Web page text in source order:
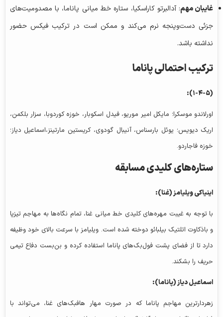
غایبان مهم: آدالبرتو کاراسکیا، ستاره خط میانی پاناما، با مصدومیت‌های
جزئی دست‌وپنجه نرم می‌کند و ممکن است در ترکیب فیکس حضور
نداشته باشد.
ترکیب احتمالی پاناما
(۱-۴-۵):
اورلاندو موسکرا؛ مایکل امیر موریو، فیدل اسکوبار، خوزه کوردوبا، سزار بلکمن،
اریک دیویس؛ یوئل بارسناس، آنیبال گودوی، کریستین مارتینز،اسماعیل دیاز؛
خوزه فاجاردو.
ستاره‌های کلیدی مسابقه
اینیاکی ویلیامز (غنا):
با توجه به غیبت مهره‌های کلیدی خط میانی غنا، تمام نگاه‌ها به مهاجم تیزپا
و باذکاوت اتلتیک بیلبائو دوخته شده است. ویلیامز با سرعت بالای خود وظیفه
دارد تا از فضای پشت فول‌بک‌های پاناما استفاده کرده و بن‌بست دفاع تیمی
حریف را بشکند.
اسماعیل دیاز (پاناما):
زهردارترین مهاجم پاناما که در صورت مهار هافبک‌های غنا، می‌تواند با